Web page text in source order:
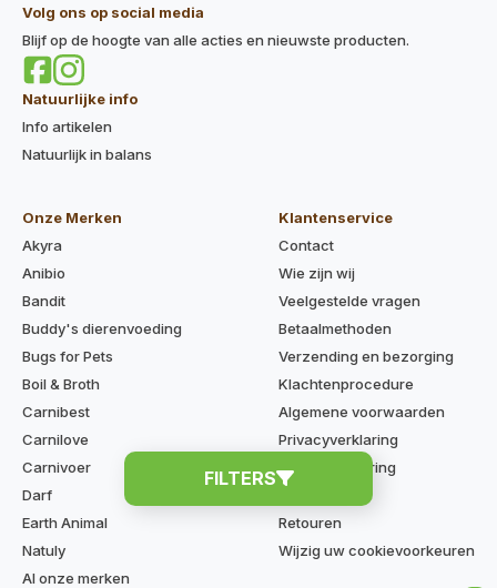
FILTERS
Volg ons op social media
Blijf op de hoogte van alle acties en nieuwste producten.
Natuurlijke info
Info artikelen
Natuurlijk in balans
Onze Merken
Akyra
Anibio
Bandit
Buddy's dierenvoeding
Bugs for Pets
Boil & Broth
Carnibest
Carnilove
Carnivoer
Darf
Earth Animal
Natuly
Al onze merken
Klantenservice
Contact
Wie zijn wij
Veelgestelde vragen
Betaalmethoden
Verzending en bezorging
Klachtenprocedure
Algemene voorwaarden
Privacyverklaring
Cookieverklaring
Retouren
Wijzig uw cookievoorkeuren